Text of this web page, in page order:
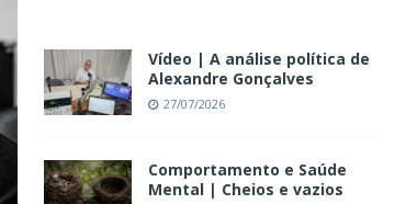
Vídeo | A análise política de
Alexandre Gonçalves
27/07/2026
Comportamento e Saúde
Mental | Cheios e vazios